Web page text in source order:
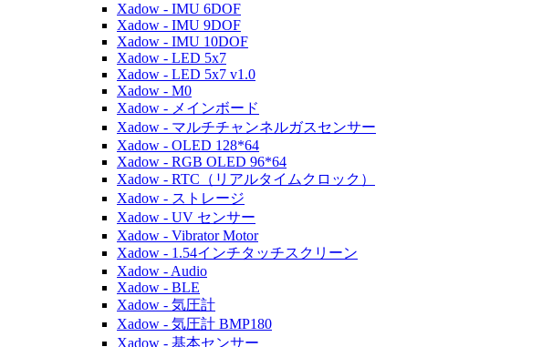
Xadow - IMU 6DOF
Xadow - IMU 9DOF
Xadow - IMU 10DOF
Xadow - LED 5x7
Xadow - LED 5x7 v1.0
Xadow - M0
Xadow - メインボード
Xadow - マルチチャンネルガスセンサー
Xadow - OLED 128*64
Xadow - RGB OLED 96*64
Xadow - RTC（リアルタイムクロック）
Xadow - ストレージ
Xadow - UV センサー
Xadow - Vibrator Motor
Xadow - 1.54インチタッチスクリーン
Xadow - Audio
Xadow - BLE
Xadow - 気圧計
Xadow - 気圧計 BMP180
Xadow - 基本センサー